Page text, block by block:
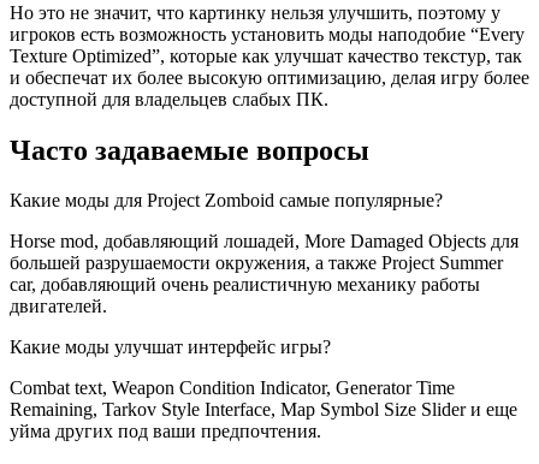
Но это не значит, что картинку нельзя улучшить, поэтому у
игроков есть возможность установить моды наподобие “Every
Texture Optimized”, которые как улучшат качество текстур, так
и обеспечат их более высокую оптимизацию, делая игру более
доступной для владельцев слабых ПК.
Часто задаваемые вопросы
Какие моды для Project Zomboid самые популярные?
Horse mod, добавляющий лошадей, More Damaged Objects для
большей разрушаемости окружения, а также Project Summer
car, добавляющий очень реалистичную механику работы
двигателей.
Какие моды улучшат интерфейс игры?
Combat text, Weapon Condition Indicator, Generator Time
Remaining, Tarkov Style Interface, Map Symbol Size Slider и еще
уйма других под ваши предпочтения.